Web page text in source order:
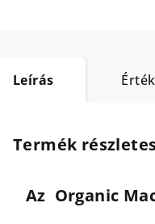
Leírás
Termék
Az Organic